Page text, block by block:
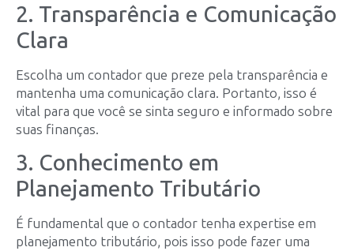
2. Transparência e Comunicação
Clara
Escolha um contador que preze pela transparência e
mantenha uma comunicação clara. Portanto, isso é
vital para que você se sinta seguro e informado sobre
suas finanças.
3. Conhecimento em
Planejamento Tributário
É fundamental que o contador tenha expertise em
planejamento tributário, pois isso pode fazer uma